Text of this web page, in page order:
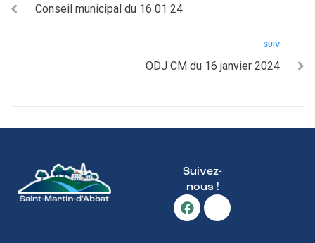
Conseil municipal du 16 01 24
SUIV
ODJ CM du 16 janvier 2024
Suivez-
nous !